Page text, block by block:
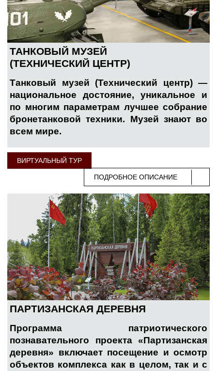
ТАНКОВЫЙ МУЗЕЙ
(ТЕХНИЧЕСКИЙ ЦЕНТР)
Танковый музей (Технический центр) —
национальное достояние, уникальное и
по многим параметрам лучшее собрание
бронетанковой техники. Музей знают во
всем мире.
ВИРТУАЛЬНЫЙ ТУР
ПОДРОБНОЕ ОПИСАНИЕ
ПАРТИЗАНСКАЯ ДЕРЕВНЯ
Программа патриотического
познавательного проекта «Партизанская
деревня» включает посещение и осмотр
объектов комплекса как в целом, так и с